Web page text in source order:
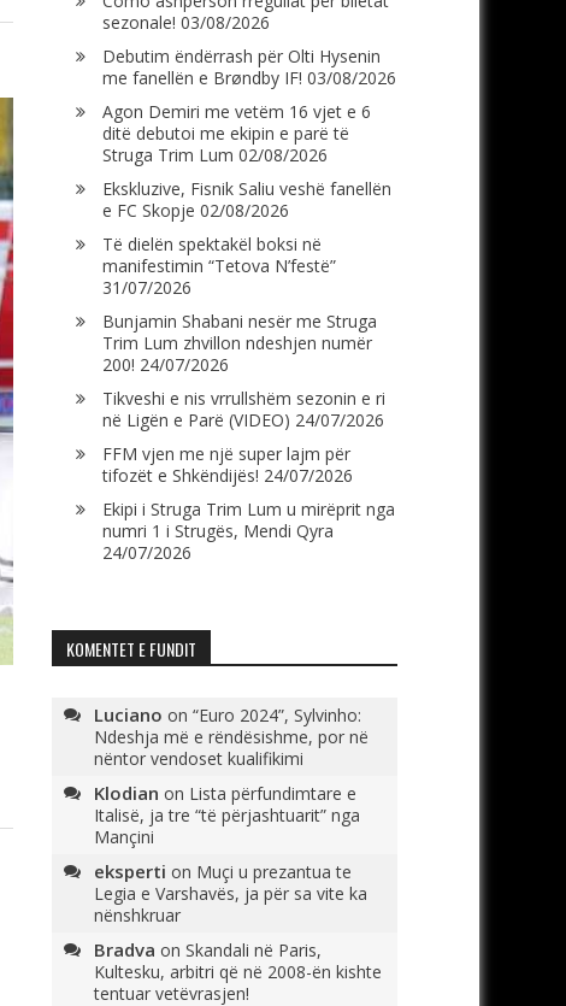
sezonale! 03/08/2026
Debutim ëndërrash për Olti Hysenin
me fanellën e Brøndby IF! 03/08/2026
Agon Demiri me vetëm 16 vjet e 6
ditë debutoi me ekipin e parë të
Struga Trim Lum 02/08/2026
Ekskluzive, Fisnik Saliu veshë fanellën
e FC Skopje 02/08/2026
Të dielën spektakël boksi në
manifestimin “Tetova N’festë”
31/07/2026
Bunjamin Shabani nesër me Struga
Trim Lum zhvillon ndeshjen numër
200! 24/07/2026
Tikveshi e nis vrrullshëm sezonin e ri
në Ligën e Parë (VIDEO) 24/07/2026
FFM vjen me një super lajm për
tifozët e Shkëndijës! 24/07/2026
Ekipi i Struga Trim Lum u mirëprit nga
numri 1 i Strugës, Mendi Qyra
24/07/2026
KOMENTET E FUNDIT
Luciano on “Euro 2024”, Sylvinho:
Ndeshja më e rëndësishme, por në
nëntor vendoset kualifikimi
Klodian on Lista përfundimtare e
Italisë, ja tre “të përjashtuarit” nga
Mançini
eksperti on Muçi u prezantua te
Legia e Varshavës, ja për sa vite ka
nënshkruar
Bradva on Skandali në Paris,
Kultesku, arbitri që në 2008-ën kishte
tentuar vetëvrasjen!